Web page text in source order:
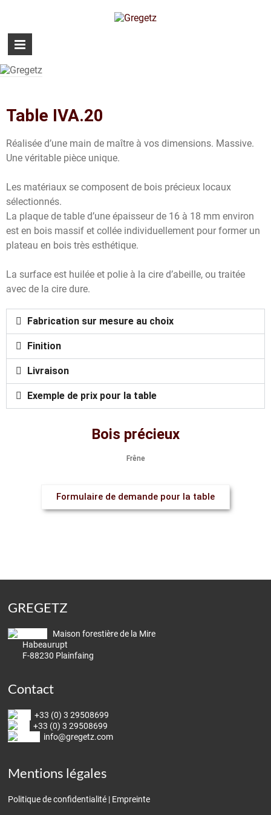
Table IVA.20
Réalisée d’une main de maître à vos dimensions. Massive.
Une véritable pièce unique.
Les matériaux se composent de bois précieux locaux
sélectionnés.
La plaque de table d’une épaisseur de 16 à 18 mm environ
est en bois massif et collée individuellement pour former un
plateau en bois très esthétique.
La surface est huilée et polie à la cire d’abeille, ou traitée
avec de la cire dure.
Fabrication sur mesure au choix
Finition
Livraison
Exemple de prix pour la table
Bois précieux​
Frêne
Formulaire de demande pour la table
GREGETZ
Maison forestière de la Mire
Habeaurupt
F-88230 Plainfaing
Contact
+33 (0) 3 29508699
+33 (0) 3 29508699
info@gregetz.com
Mentions légales
Politique de confidentialité | Empreinte